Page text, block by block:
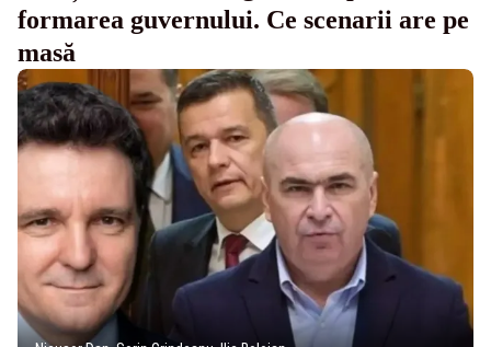
formarea guvernului. Ce scenarii are pe
masă